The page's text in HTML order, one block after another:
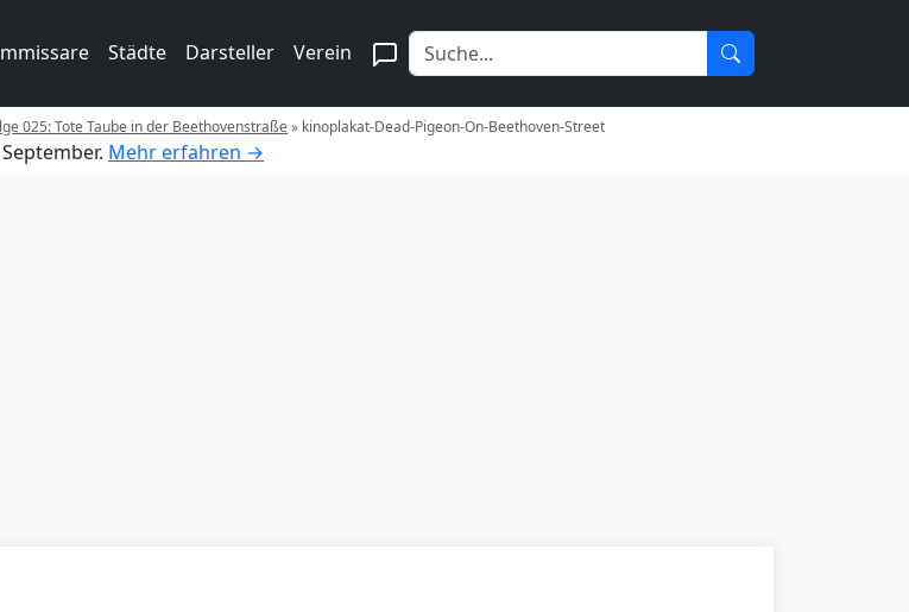
Städte Darsteller Verein
025: Tote Taube in der Beethovenstraße» kinoplakat-Dead-Pigeon-On-Beethoven-Street
Mehr erfahren →